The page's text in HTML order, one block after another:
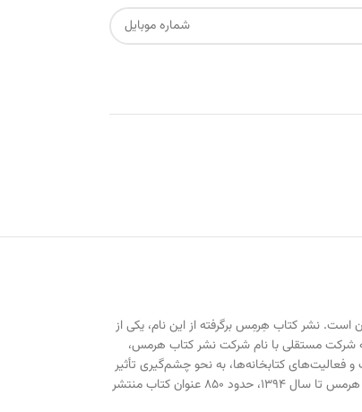
نشر کتاب هِرمِس برگرفته از این نام، یکی از
انتشارات کتاب ایران، با بیش از دو دهه تجربه و فعالیت است. شهر کتاب با تاسیس و راه‌اندازی انتشارات هرمس و سپس تبدیل این واحد انتشاراتی در سال ۱۳۸۷ به شرکت مستقلی با نام شرکت نشر کتاب هرمس،
فعالیت‌های کتابخانه‌ها، به نحو چشم‌گیری تأثیر
بگذارد. به علت بالا بودن کیفیت کتاب‌ها، بسیاری از استادان و مؤلفان و مترجمان مطرح کشور با این نشر همکاری نموده و آثار خود را برای انتشار به هرمس سپرده‌اند. همچنین هرمس تا سال ۱۳۹۴، حدود ۸۵۰ عنوان کتاب منتشر